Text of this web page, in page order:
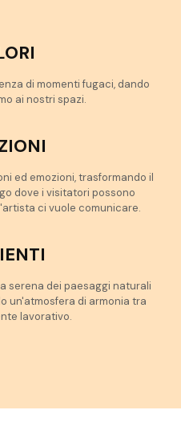
di momenti fugaci, dando
ai nostri spazi.
ed emozioni, trasformando il
dove i visitatori possono
ci vuole comunicare.
serena dei paesaggi naturali
un'atmosfera di armonia tra
lavorativo.